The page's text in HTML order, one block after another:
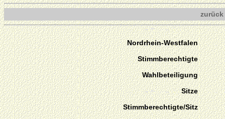
zurück
Nordrhein-Westfalen
Stimmberechtigte
Wahlbeteiligung
Sitze
Stimmberechtigte/Sitz